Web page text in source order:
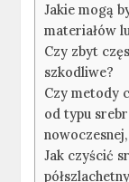
Jakie mogą
materiałów
Czy zbyt
szkodliwe?
Czy metody
od typu
Jak czyścić